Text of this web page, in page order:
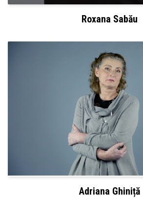
Roxana Sabău
Adriana Ghiniță